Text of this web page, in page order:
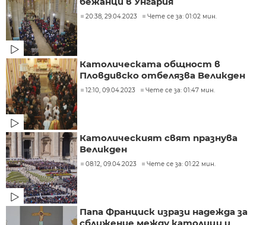
20:38, 29.04.2023 Чете се за: 01:02 мин.
Католическата общност в
Пловдивско отбелязва Великден
12:10, 09.04.2023 Чете се за: 01:47 мин.
Католическият свят празнува
Великден
08:12, 09.04.2023 Чете се за: 01:22 мин.
Папа Франциск изрази надежда за